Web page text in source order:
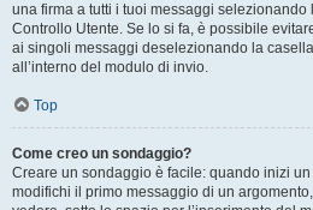
una firma a tutti i tuoi messaggi selezionando
Controllo Utente. Se lo si fa, è possibile
ai singoli messaggi deselezionando la
all’interno del modulo di invio.
Top
Come creo un sondaggio?
Creare un sondaggio è facile: quando inizi
modifichi il primo messaggio di un